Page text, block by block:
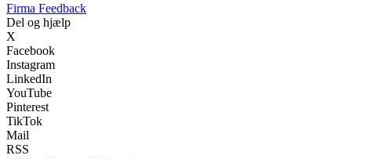
Firma Feedback
Del og hjælp
X
Facebook
Instagram
LinkedIn
YouTube
Pinterest
TikTok
Mail
RSS